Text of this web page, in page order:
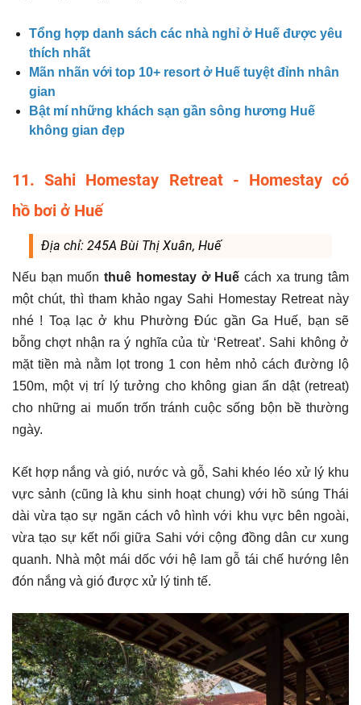
Tổng hợp danh sách các nhà nghỉ ở Huế được yêu
thích nhất
Mãn nhãn với top 10+ resort ở Huế tuyệt đỉnh nhân
gian
Bật mí những khách sạn gần sông hương Huế
không gian đẹp
11. Sahi Homestay Retreat - Homestay có
hồ bơi ở Huế
Địa chỉ: 245A Bùi Thị Xuân, Huế
Nếu bạn muốnthuê homestay ở Huế cách xa trung tâm
một chút, thì tham khảo ngay Sahi Homestay Retreat này
nhé ! Toạ lạc ở khu Phường Đúc gần Ga Huế, bạn sẽ
bỗng chợt nhận ra ý nghĩa của từ ‘Retreat’. Sahi không ở
mặt tiền mà nằm lọt trong 1 con hẻm nhỏ cách đường lộ
150m, một vị trí lý tưởng cho không gian ẩn dật (retreat)
cho những ai muốn trốn tránh cuộc sống bộn bề thường
ngày.
Kết hợp nắng và gió, nước và gỗ, Sahi khéo léo xử lý khu
vực sảnh (cũng là khu sinh hoạt chung) với hồ súng Thái
dài vừa tạo sự ngăn cách vô hình với khu vực bên ngoài,
vừa tạo sự kết nối giữa Sahi với cộng đồng dân cư xung
quanh. Nhà một mái dốc với hệ lam gỗ tái chế hướng lên
đón nắng và gió được xử lý tinh tế.